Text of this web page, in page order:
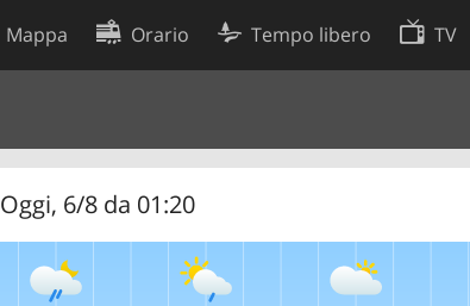
Mappa Orario Tempo libero TV
Oggi, 6/8 da 01:20
Preferenze cookie